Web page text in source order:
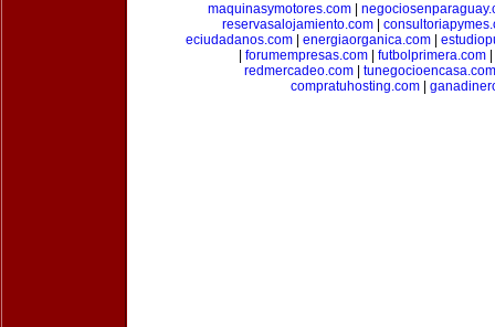
maquinasymotores.com|
reservasalojamiento.com
eciudadanos.com| energiaorganica.com|
forumempresas.com futbolprimera.com
redmercadeo.com| tunegocioencasa.com
compratuhosting.com|